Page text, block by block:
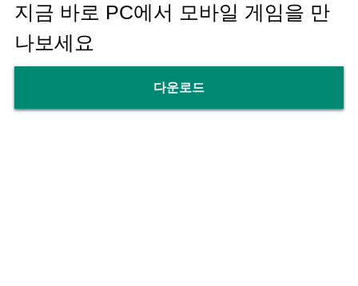
지금 바로 PC에서 모바일 게임을 만
나보세요
다운로드